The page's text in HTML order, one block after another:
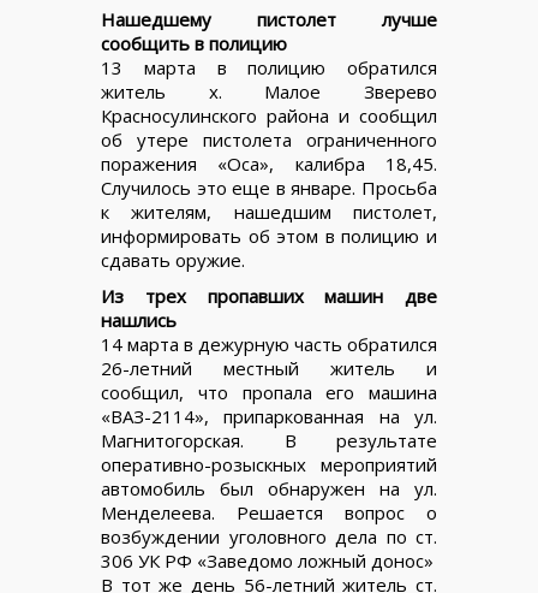
Нашедшему пистолет лучше
сообщить в полицию
13 марта в полицию обратился
житель х. Малое Зверево
Красносулинского района и сообщил
об утере пистолета ограниченного
поражения «Оса», калибра 18,45.
Случилось это еще в январе. Просьба
к жителям, нашедшим пистолет,
информировать об этом в полицию и
сдавать оружие.
Из трех пропавших машин две
нашлись
14 марта в дежурную часть обратился
26-летний местный житель и
сообщил, что пропала его машина
«ВАЗ-2114», припаркованная на ул.
Магнитогорская. В результате
оперативно-розыскных мероприятий
автомобиль был обнаружен на ул.
Менделеева. Решается вопрос о
возбуждении уголовного дела по ст.
306 УК РФ «Заведомо ложный донос»
В тот же день 56-летний житель ст.